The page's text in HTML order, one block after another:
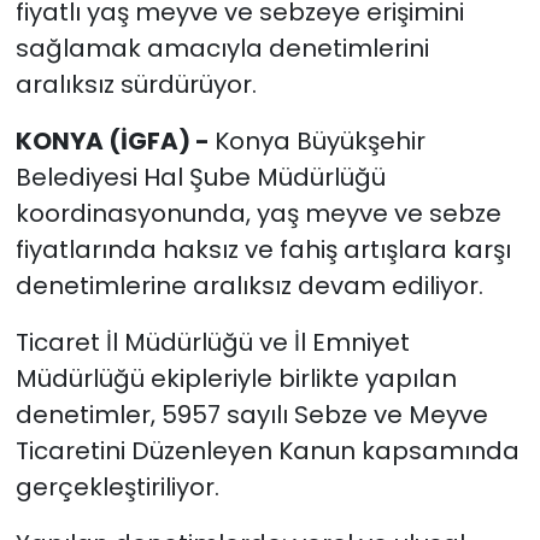
fiyatlı yaş meyve ve sebzeye erişimini
sağlamak amacıyla denetimlerini
aralıksız sürdürüyor.
KONYA (İGFA) - Konya Büyükşehir
Belediyesi Hal Şube Müdürlüğü
koordinasyonunda, yaş meyve ve sebze
fiyatlarında haksız ve fahiş artışlara karşı
denetimlerine aralıksız devam ediliyor.
Ticaret İl Müdürlüğü ve İl Emniyet
Müdürlüğü ekipleriyle birlikte yapılan
denetimler, 5957 sayılı Sebze ve Meyve
Ticaretini Düzenleyen Kanun kapsamında
gerçekleştiriliyor.